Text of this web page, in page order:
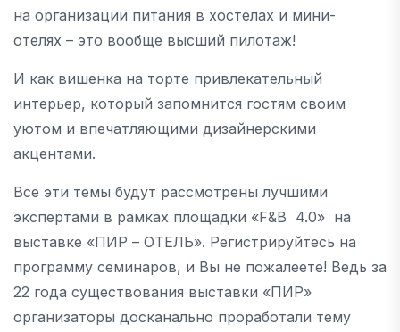
на организации питания в хостелах и мини-
отелях – это вообще высший пилотаж!
И как вишенка на торте привлекательный
интерьер, который запомнится гостям своим
уютом и впечатляющими дизайнерскими
акцентами.
Все эти темы будут рассмотрены лучшими
экспертами в рамках площадки «F&B 4.0» на
выставке «ПИР – ОТЕЛЬ». Регистрируйтесь на
программу семинаров, и Вы не пожалеете! Ведь за
22 года существования выставки «ПИР»
организаторы досканально проработали тему